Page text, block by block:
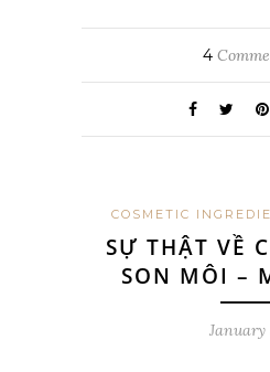
4
COSMETIC
SỰ THẬT VỀ
SON MÔI –
January